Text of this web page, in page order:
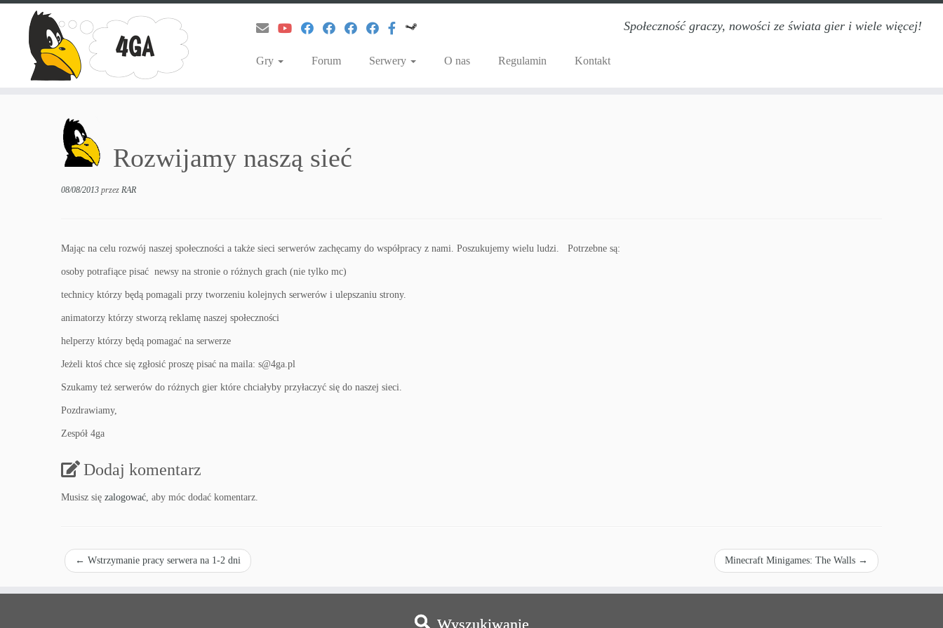
Społeczność graczy, nowości ze świata gier i wiele więcej!
Gry Forum Serwery O nas Regulamin Kontakt
Rozwijamy naszą sieć
08/08/2013 przez RAR
Mając na celu rozwój naszej społeczności a także sieci serwerów zachęcamy do współpracy z nami. Poszukujemy wielu ludzi. Potrzebne są:
osoby potrafiące pisać newsy na stronie o różnych grach (nie tylko mc)
technicy którzy będą pomagali przy tworzeniu kolejnych serwerów i ulepszaniu strony.
animatorzy którzy stworzą reklamę naszej społeczności
helperzy którzy będą pomagać na serwerze
Jeżeli ktoś chce się zgłosić proszę pisać na maila: s@4ga.pl
Szukamy też serwerów do różnych gier które chciałyby przyłaczyć się do naszej sieci.
Pozdrawiamy,
Zespół 4ga
Dodaj komentarz
Musisz się zalogować, aby móc dodać komentarz.
← Wstrzymanie pracy serwera na 1-2 dni Minecraft Minigames: The Walls →
Wyszukiwanie